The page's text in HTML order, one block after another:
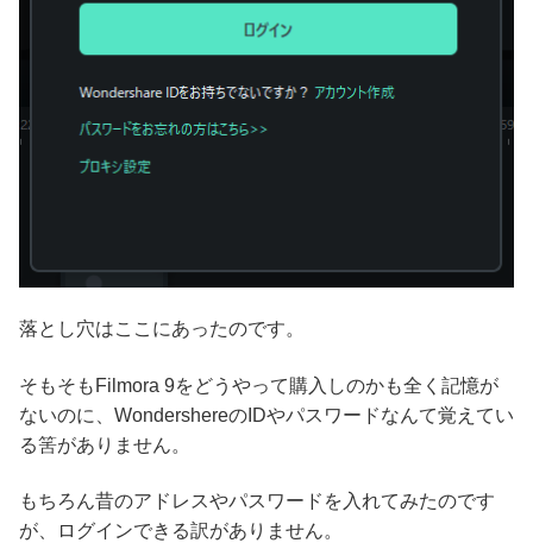
落とし穴はここにあったのです。
そもそもFilmora 9をどうやって購入しのかも全く記憶が
ないのに、WondershereのIDやパスワードなんて覚えてい
る筈がありません。
もちろん昔のアドレスやパスワードを入れてみたのです
が、ログインできる訳がありません。